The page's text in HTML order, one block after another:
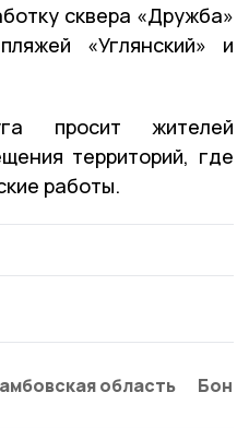
сквера «Дружба»
«Углянский» и
просит жителей
территорий, где
работы.
область